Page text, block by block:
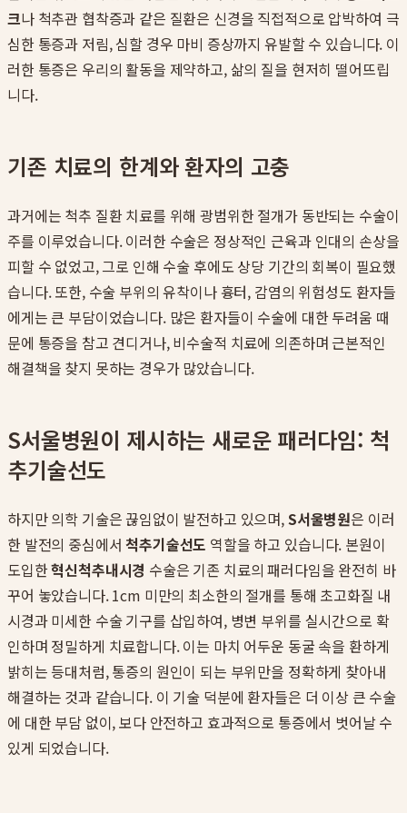
크나 척추관 협착증과 같은 질환은 신경을 직접적으로 압박하여 극
심한 통증과 저림, 심할 경우 마비 증상까지 유발할 수 있습니다. 이
러한 통증은 우리의 활동을 제약하고, 삶의 질을 현저히 떨어뜨립
니다.
기존 치료의 한계와 환자의 고충
과거에는 척추 질환 치료를 위해 광범위한 절개가 동반되는 수술이
주를 이루었습니다. 이러한 수술은 정상적인 근육과 인대의 손상을
피할 수 없었고, 그로 인해 수술 후에도 상당 기간의 회복이 필요했
습니다. 또한, 수술 부위의 유착이나 흉터, 감염의 위험성도 환자들
에게는 큰 부담이었습니다. 많은 환자들이 수술에 대한 두려움 때
문에 통증을 참고 견디거나, 비수술적 치료에 의존하며 근본적인
해결책을 찾지 못하는 경우가 많았습니다.
S서울병원이 제시하는 새로운 패러다임: 척
추기술선도
하지만 의학 기술은 끊임없이 발전하고 있으며,S서울병원은 이러
한 발전의 중심에서척추기술선도 역할을 하고 있습니다. 본원이
도입한혁신척추내시경 수술은 기존 치료의 패러다임을 완전히 바
꾸어 놓았습니다. 1cm 미만의 최소한의 절개를 통해 초고화질 내
시경과 미세한 수술 기구를 삽입하여, 병변 부위를 실시간으로 확
인하며 정밀하게 치료합니다. 이는 마치 어두운 동굴 속을 환하게
밝히는 등대처럼, 통증의 원인이 되는 부위만을 정확하게 찾아내
해결하는 것과 같습니다. 이 기술 덕분에 환자들은 더 이상 큰 수술
에 대한 부담 없이, 보다 안전하고 효과적으로 통증에서 벗어날 수
있게 되었습니다.